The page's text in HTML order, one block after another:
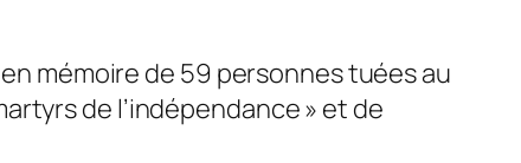
mémoire de 59 personnes tuées au
de l’indépendance » et de